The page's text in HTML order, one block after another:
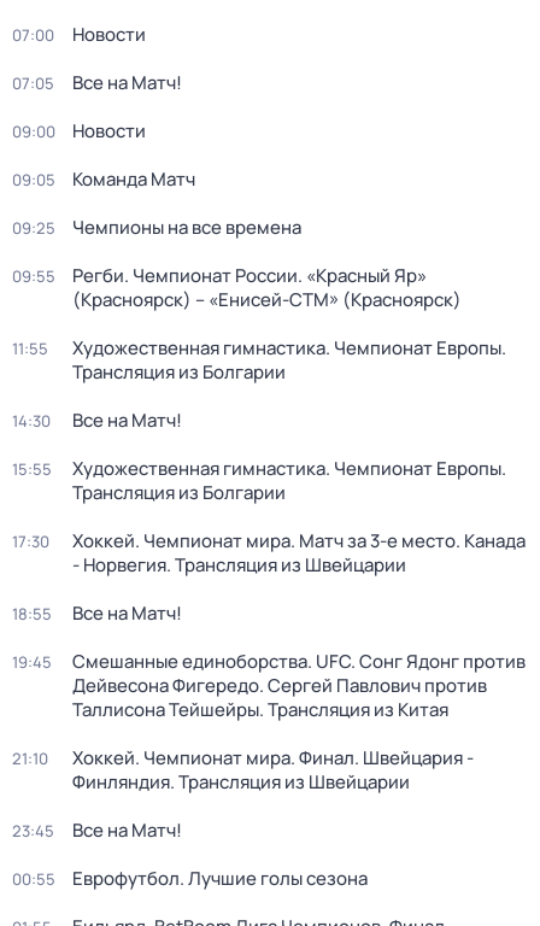
07:00 Новости
07:05 Все на Матч!
09:00 Новости
09:05 Команда Матч
09:25 Чемпионы на все времена
09:55
Регби. Чемпионат России. «Красный Яр»
(Красноярск) – «Енисей-СТМ» (Красноярск)
11:55
Художественная гимнастика. Чемпионат Европы.
Трансляция из Болгарии
14:30 Все на Матч!
15:55
Художественная гимнастика. Чемпионат Европы.
Трансляция из Болгарии
17:30
Хоккей. Чемпионат мира. Матч за 3-е место. Канада
- Норвегия. Трансляция из Швейцарии
18:55 Все на Матч!
19:45
Смешанные единоборства. UFC. Сонг Ядонг против
Дейвесона Фигередо. Сергей Павлович против
Таллисона Тейшейры. Трансляция из Китая
21:10
Хоккей. Чемпионат мира. Финал. Швейцария -
Финляндия. Трансляция из Швейцарии
23:45 Все на Матч!
00:55 Еврофутбол. Лучшие голы сезона